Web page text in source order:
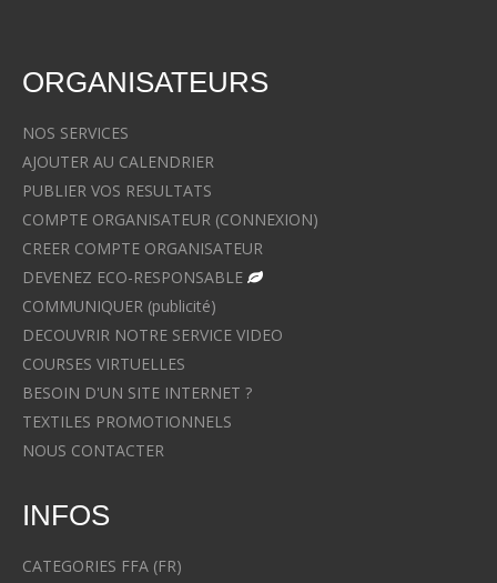
ORGANISATEURS
NOS SERVICES
AJOUTER AU CALENDRIER
PUBLIER VOS RESULTATS
COMPTE ORGANISATEUR (CONNEXION)
CREER COMPTE ORGANISATEUR
DEVENEZ ECO-RESPONSABLE
COMMUNIQUER (publicité)
DECOUVRIR NOTRE SERVICE VIDEO
COURSES VIRTUELLES
BESOIN D'UN SITE INTERNET ?
TEXTILES PROMOTIONNELS
NOUS CONTACTER
INFOS
CATEGORIES FFA (FR)